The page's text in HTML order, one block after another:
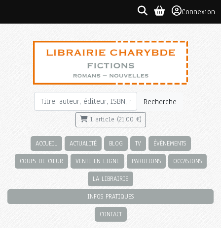
Connexion
Recherche
1 article (21,00 €)
ACCUEIL ACTUALITÉ BLOG TV ÉVÈNEMENTS
COUPS DE CŒUR VENTE EN LIGNE PARUTIONS OCCASIONS
LA LIBRAIRIE
INFOS PRATIQUES
CONTACT